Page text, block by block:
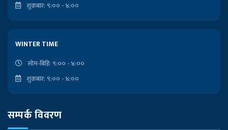
शुक्रबार: ९:०० - ४:००
WINTER TIME
सोम-बिहि: ९:०० - ४:००
शुक्रबार: ९:०० - ४:००
सम्पर्क विवरण